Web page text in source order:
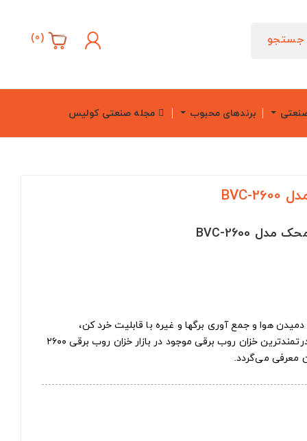
جستجو (
0
)
برندهای محبوب مجله صنعتی کولیس
هوا و جمع آوری برگها و غیره با قابلیت خرد کن،
شناخته شده به عنوان بهترین و قدرتمندترین خزان روب برقی موجود در بازار خزان روب برقی ۲۶۰۰
معرفی می‌گردد.